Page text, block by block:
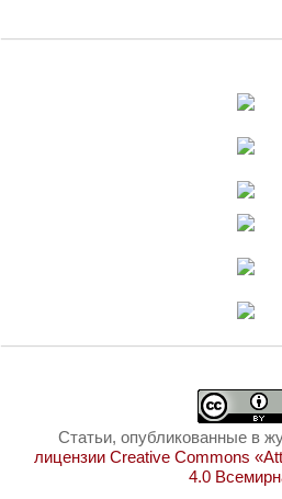
Статьи, опубликованные в
лицензии Creative Commons
4.0